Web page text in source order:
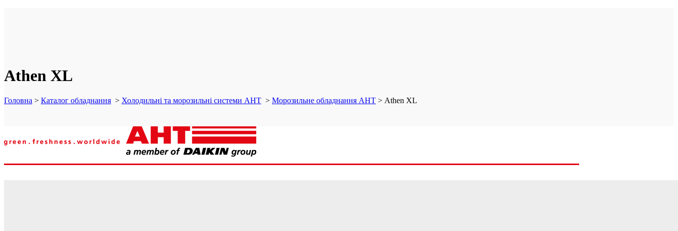
Athen XL
Головна > Каталог обладнання > Холодильні та морозильні системи AHT > Морозильне обладнання AHT > Athen XL